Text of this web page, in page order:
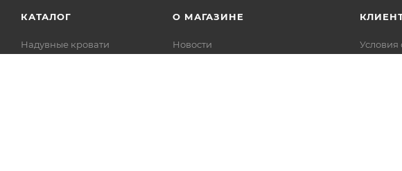
КАТАЛОГ
Надувные кровати
О МАГАЗИНЕ
Новости
Условия